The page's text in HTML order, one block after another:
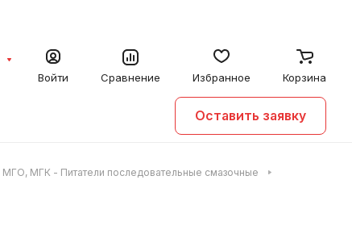
Войти Сравнение Избранное Корзина
Оставить заявку
МГО, МГК - Питатели последовательные смазочные